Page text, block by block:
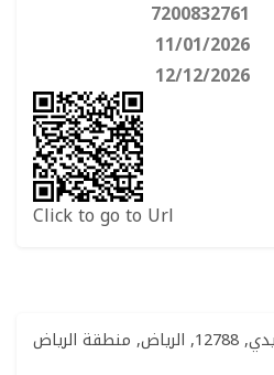
7200832761
11/01/2026
12/12/2026
Click to go to Url
منطقة الرياض